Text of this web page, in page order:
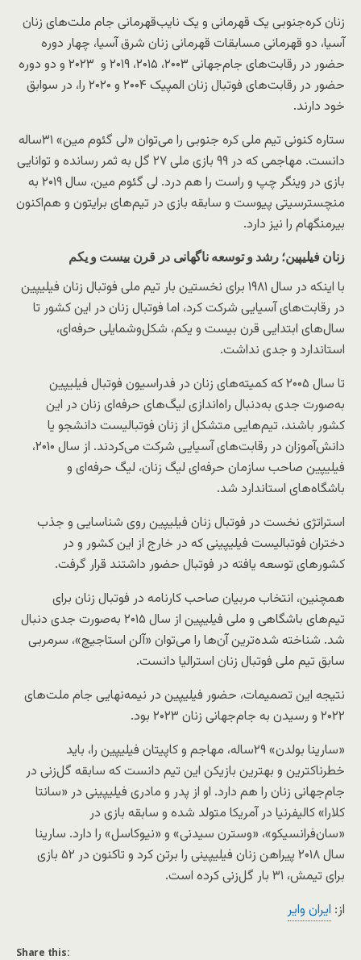
زنان کره‌جنوبی یک قهرمانی و یک نایب‌قهرمانی جام ملت‌های زنان
آسیا، دو قهرمانی مسابقات قهرمانی زنان شرق آسیا، چهار دوره
حضور در رقابت‌های جام‌جهانی ۲۰۰۳، ۲۰۱۵، ۲۰۱۹ و ۲۰۲۳ و دو دوره
حضور در رقابت‌های فوتبال زنان المپیک ۲۰۰۴ و ۲۰۲۰ را، در سوابق
خود دارند.
ستاره کنونی تیم ملی کره جنوبی را می‌توان «لی گئوم مین» ۳۱‌ساله
دانست. مهاجمی که در ۹۹ بازی ملی ۲۷ گل به ثمر رسانده و توانایی
بازی در وینگر چپ و راست را هم درد. لی‌ گئوم مین، سال ۲۰۱۹ به
منچسترسیتی پیوست و سابقه بازی در تیم‌های برایتون و هم‌اکنون
بیرمنگهام را نیز دارد.
زنان فیلیپین؛ رشد و توسعه ناگهانی در قرن بیست و یکم
با اینکه در سال ۱۹۸۱ برای نخستین بار تیم ملی فوتبال زنان فیلیپین
در رقابت‌های آسیایی شرکت کرد، اما فوتبال زنان در این کشور تا
سال‌های ابتدایی قرن بیست و یکم، شکل‌وشمایلی حرفه‌ای،
استاندارد و جدی نداشت.
تا سال ۲۰۰۵ که کمیته‌های زنان در فدراسیون فوتبال فیلیپین
به‌صورت جدی به‌دنبال راه‌اندازی لیگ‌های حرفه‌ای زنان در این
کشور باشند، تیم‌هایی متشکل از زنان فوتبالیست دانشجو یا
دانش‌آموزان در رقابت‌های آسیایی شرکت می‌کردند. از سال ۲۰۱۰،
فیلیپین صاحب سازمان حرفه‌ای لیگ زنان، لیگ حرفه‌ای و
باشگاه‌های استاندارد شد.
استراتژی نخست در فوتبال زنان فیلیپین روی شناسایی و جذب
دختران فوتبالیست فیلیپینی که در خارج از این کشور و در
کشورهای توسعه یافته در فوتبال حضور داشتند قرار گرفت.
همچنین، انتخاب مربیان صاحب کارنامه در فوتبال زنان برای
تیم‌های باشگاهی و ملی فیلیپین از سال ۲۰۱۵ به‌صورت جدی دنبال
شد. شناخته شده‌ترین آن‌ها را می‌توان «آلن استاجیچ»، سرمربی
سابق تیم ملی فوتبال زنان استرالیا دانست.
نتیجه این تصمیمات، حضور فیلیپین در نیمه‌نهایی جام ملت‌های
۲۰۲۲ و رسیدن به جام‌جهانی زنان ۲۰۲۳ بود.
«سارینا بولدن» ۲۹ساله، مهاجم و کاپیتان فیلیپین را، باید
خطرناکترین و بهترین بازیکن این تیم دانست که سابقه گل‌زنی در
جام‌جهانی زنان را هم دارد. او از پدر و مادری فیلیپینی در «سانتا
کلارا» کالیفرنیا در آمریکا متولد شده و سابقه بازی در
«سان‌فرانسیکو»، «وسترن سیدنی» و «نیوکاسل» را دارد. سارینا
سال ۲۰۱۸ پیراهن زنان فیلیپینی را برتن کرد و تاکنون در ۵۲ بازی
برای تیمش، ۳۱ بار گل‌زنی کرده است.
از: ايران واير
Share this: